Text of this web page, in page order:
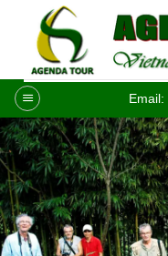
contenu
Email: